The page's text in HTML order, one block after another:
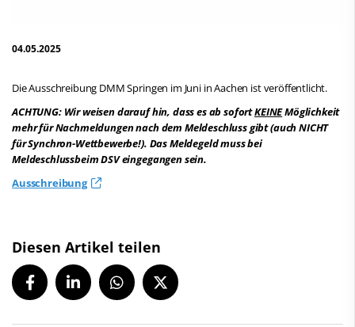
04.05.2025
Die Ausschreibung DMM Springen im Juni in Aachen ist veröffentlicht.
ACHTUNG: Wir weisen darauf hin, dass es ab sofortKEINEMöglichkeit
mehr für Nachmeldungen nach dem Meldeschluss gibt (auch NICHT
für Synchron-Wettbewerbe!). Das Meldegeld muss bei
Meldeschlussbeim DSV eingegangen sein.
Ausschreibung
Diesen Artikel teilen